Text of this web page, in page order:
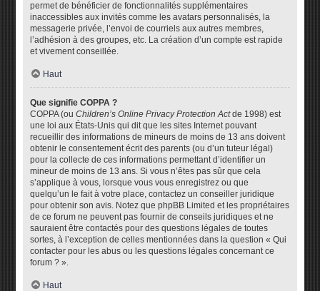
permet de bénéficier de fonctionnalités supplémentaires
inaccessibles aux invités comme les avatars personnalisés, la
messagerie privée, l’envoi de courriels aux autres membres,
l’adhésion à des groupes, etc. La création d’un compte est rapide
et vivement conseillée.
Haut
Que signifie COPPA ?
COPPA (ouChildren’s Online Privacy Protection Actde 1998) est
une loi aux États-Unis qui dit que les sites Internet pouvant
recueillir des informations de mineurs de moins de 13 ans doivent
obtenir le consentement écrit des parents (ou d’un tuteur légal)
pour la collecte de ces informations permettant d’identifier un
mineur de moins de 13 ans. Si vous n’êtes pas sûr que cela
s’applique à vous, lorsque vous vous enregistrez ou que
quelqu’un le fait à votre place, contactez un conseiller juridique
pour obtenir son avis. Notez que phpBB Limited et les propriétaires
de ce forum ne peuvent pas fournir de conseils juridiques et ne
sauraient être contactés pour des questions légales de toutes
sortes, à l’exception de celles mentionnées dans la question « Qui
contacter pour les abus ou les questions légales concernant ce
forum ? ».
Haut